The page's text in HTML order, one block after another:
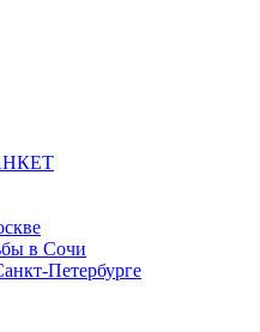
в Сочи
Петербурге